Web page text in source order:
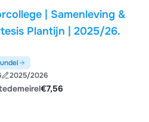
| Samenleving &
Plantijn | 2025/26.
2025/2026
€7,56